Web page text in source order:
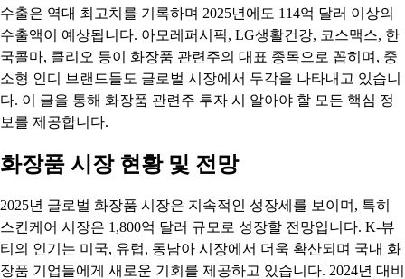
수출은 역대 최고치를 기록하며 2025년에도 114억 달러 이상의
수출액이 예상됩니다. 아모레퍼시픽, LG생활건강, 코스맥스, 한
국콜마, 클리오 등이 화장품 관련주의 대표 종목으로 꼽히며, 중
소형 인디 브랜드들도 글로벌 시장에서 두각을 나타내고 있습니
다. 이 글을 통해 화장품 관련주 투자 시 알아야 할 모든 핵심 정
보를 제공합니다.
화장품 시장 현황 및 전망
2025년 글로벌 화장품 시장은 지속적인 성장세를 보이며, 특히
스킨케어 시장은 1,800억 달러 규모로 성장할 전망입니다. K-뷰
티의 인기는 미국, 유럽, 동남아 시장에서 더욱 확산되며 국내 화
장품 기업들에게 새로운 기회를 제공하고 있습니다. 2024년 대비